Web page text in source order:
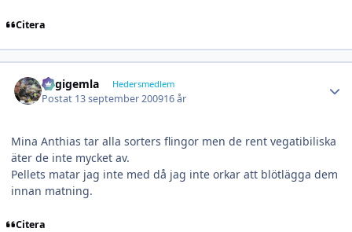
Citera
stigigemla Hedersmedlem
Postat 13 september 200916 år
Mina Anthias tar alla sorters flingor men de rent vegatibiliska
äter de inte mycket av.
Pellets matar jag inte med då jag inte orkar att blötlägga dem
innan matning.
Citera